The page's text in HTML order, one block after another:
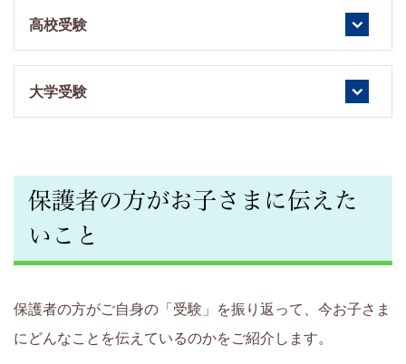
高校受験
大学受験
保護者の方がお子さまに伝えた
いこと
保護者の方がご自身の「受験」を振り返って、今お子さま
にどんなことを伝えているのかをご紹介します。